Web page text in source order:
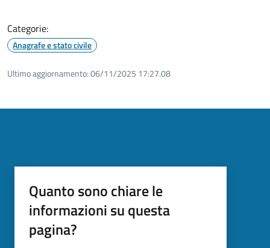
Categorie:
Anagrafe e stato civile
Ultimo aggiornamento:06/11/2025 17:27.08
Quanto sono chiare le
informazioni su questa
pagina?